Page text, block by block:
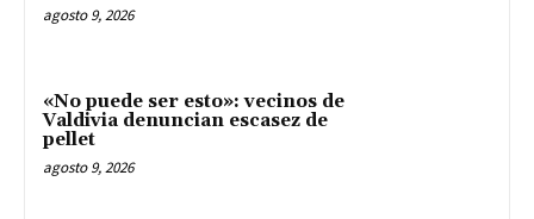
agosto 9, 2026
«No puede ser esto»: vecinos de
Valdivia denuncian escasez de
pellet
agosto 9, 2026